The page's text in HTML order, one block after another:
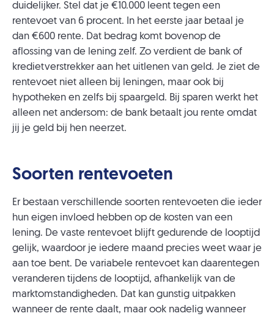
duidelijker. Stel dat je €10.000 leent tegen een
rentevoet van 6 procent. In het eerste jaar betaal je
dan €600 rente. Dat bedrag komt bovenop de
aflossing van de lening zelf. Zo verdient de bank of
kredietverstrekker aan het uitlenen van geld. Je ziet de
rentevoet niet alleen bij leningen, maar ook bij
hypotheken en zelfs bij spaargeld. Bij sparen werkt het
alleen net andersom: de bank betaalt jou rente omdat
jij je geld bij hen neerzet.
Soorten rentevoeten
Er bestaan verschillende soorten rentevoeten die ieder
hun eigen invloed hebben op de kosten van een
lening. De vaste rentevoet blijft gedurende de looptijd
gelijk, waardoor je iedere maand precies weet waar je
aan toe bent. De variabele rentevoet kan daarentegen
veranderen tijdens de looptijd, afhankelijk van de
marktomstandigheden. Dat kan gunstig uitpakken
wanneer de rente daalt, maar ook nadelig wanneer